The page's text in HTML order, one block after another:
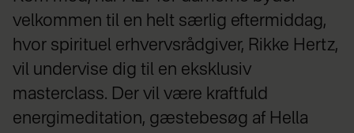
velkommen til en helt særlig eftermiddag,
hvor spirituel erhvervsrådgiver, Rikke Hertz,
vil undervise dig til en eksklusiv
masterclass. Der vil være kraftfuld
energimeditation, gæstebesøg af Hella